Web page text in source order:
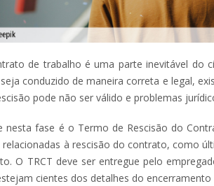
de trabalho é uma parte inevitável do
conduzido de maneira correta e legal,
pode não ser válido e problemas
nesta fase é o Termo de Rescisão do
à rescisão do contrato, como
O TRCT deve ser entregue pelo
cientes dos detalhes do